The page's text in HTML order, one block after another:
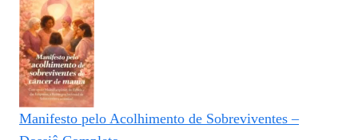
Manifesto pelo Acolhimento de Sobreviventes –